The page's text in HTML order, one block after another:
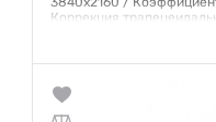
Коррекция
Гарантия:24 месяца